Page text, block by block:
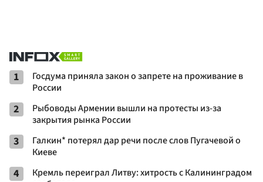
1
Госдума приняла закон о запрете на проживание в
России
2
Рыбоводы Армении вышли на протесты из-за
закрытия рынка России
3
Галкин* потерял дар речи после слов Пугачевой о
Киеве
4
Кремль переиграл Литву: хитрость с Калининградом